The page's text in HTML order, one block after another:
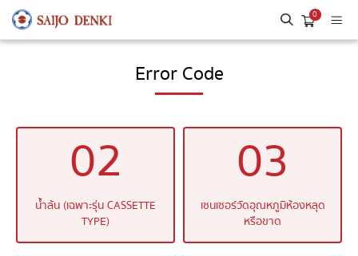
0
Error Code
02
น้ำล้น (เฉพาะรุ่น CASSETTE
TYPE)
03
เซนเซอร์วัดอุณหภูมิห้องหลุด
หรือขาด